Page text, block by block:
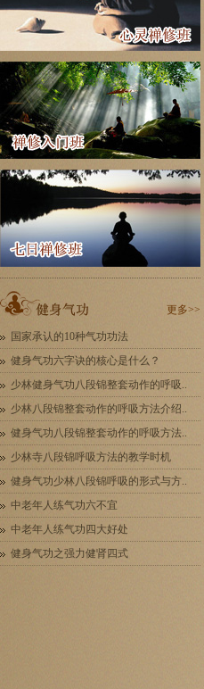
更多>>
国家承认的10种气功功法
健身气功六字诀的核心是什么？
少林健身气功八段锦整套动作的呼吸..
少林八段锦整套动作的呼吸方法介绍..
健身气功八段锦整套动作的呼吸方法..
少林寺八段锦呼吸方法的教学时机
健身气功少林八段锦呼吸的形式与方..
中老年人练气功六不宜
中老年人练气功四大好处
健身气功之强力健肾四式